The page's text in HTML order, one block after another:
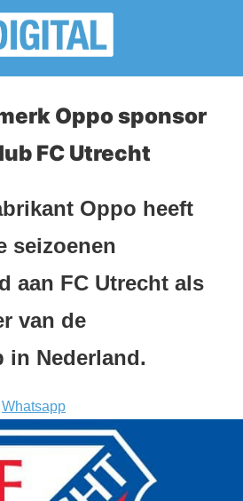
Oppo sponsor
FC Utrecht
Oppo heeft
seizoenen
aan FC Utrecht als
van de
in Nederland.
Whatsapp